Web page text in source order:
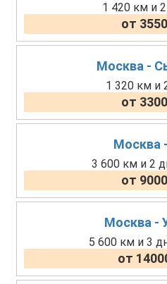
1 420 км и
от
Москва -
1 320 км и
от
Москва
3 600 км и 2
от
Москва -
5 600 км и 3
от